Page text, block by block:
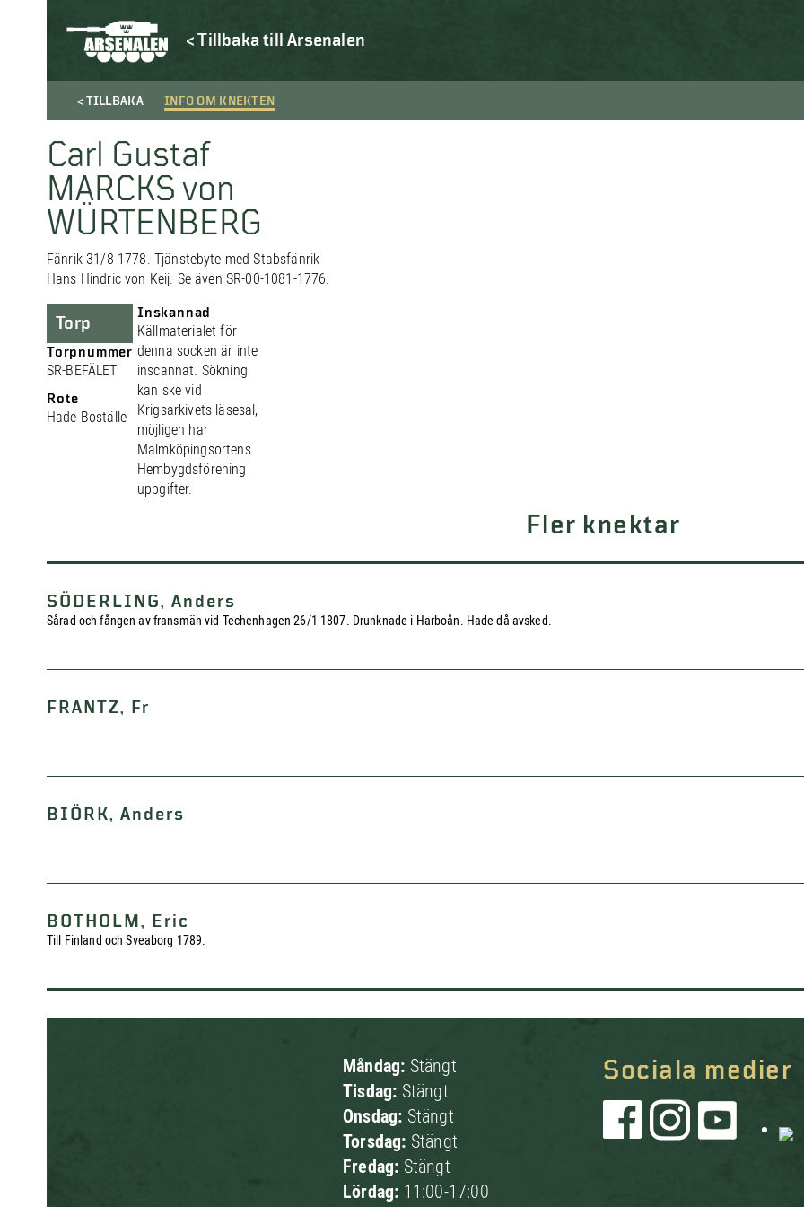
< Tillbaka till Arsenalen
< TILLBAKA INFO OM KNEKTEN
Carl Gustaf
MARCKS von
WÜRTENBERG
Fänrik 31/8 1778. Tjänstebyte med Stabsfänrik
Hans Hindric von Keij. Se även SR-00-1081-1776.
Torp
Torpnummer
SR-BEFÄLET
Rote
Hade Boställe
Inskannad
Källmaterialet för
denna socken är inte
inscannat. Sökning
kan ske vid
Krigsarkivets läsesal,
möjligen har
Malmköpingsortens
Hembygdsförening
uppgifter.
Fler knektar
SÖDERLING, Anders
Sårad och fången av fransmän vid Techenhagen 26/1 1807. Drunknade i Harboån. Hade då avsked.
FRANTZ, Fr
BIÖRK, Anders
BOTHOLM, Eric
Till Finland och Sveaborg 1789.
Måndag: Stängt
Tisdag: Stängt
Onsdag: Stängt
Torsdag: Stängt
Fredag: Stängt
Lördag: 11:00-17:00
Sociala medier